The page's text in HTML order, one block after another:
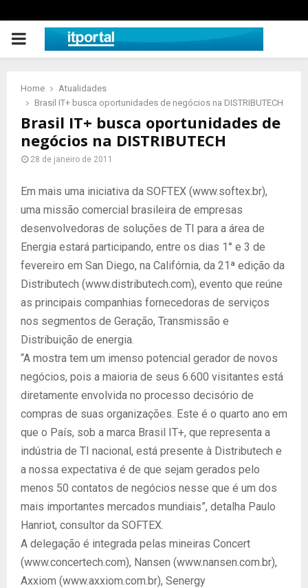
PRIMARY
Home
Atualidades
Brasil IT+ busca oportunidades de negócios na DISTRIBUTECH
Brasil IT+ busca oportunidades de
negócios na DISTRIBUTECH
28 de janeiro de 2011
Em mais uma iniciativa da SOFTEX (www.softex.br),
uma missão comercial brasileira de empresas
desenvolvedoras de soluções de TI para a área de
Energia estará participando, entre os dias 1° e 3 de
fevereiro em San Diego, na Califórnia, da 21ª edição da
Distributech (www.distributech.com), evento que reúne
as principais companhias fornecedoras de serviços
nos segmentos de Geração, Transmissão e
Distribuição de energia.
“A mostra tem um imenso potencial gerador de novos
negócios, pois a maioria de seus 6.600 visitantes está
diretamente envolvida no processo decisório de
compras de suas organizações. Este é o quarto ano em
que o País, sob a marca Brasil IT+, que representa a
indústria de TI nacional, está presente à Distributech e
a nossa expectativa é de que sejam gerados pelo
menos 50 contatos de negócios nesse que é um dos
mais importantes mercados mundiais”, detalha Paulo
Hanriot, consultor da SOFTEX.
A delegação é integrada pelas mineiras Concert
(www.concertech.com), Nansen (www.nansen.com.br),
Axxiom (www.axxiom.com.br), Senergy